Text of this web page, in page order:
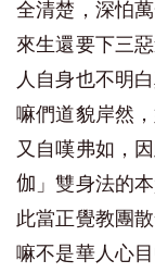
全清楚，深怕
來生還要下三
人自身也不明
嘛們道貌岸然
又自嘆弗如，
伽 」雙身法的
此當正覺教團
嘛不是華人心